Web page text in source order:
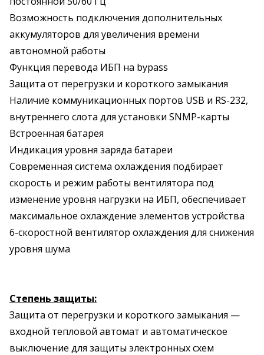
Возможность подключения дополнительных
аккумуляторов для увеличения времени
автономной работы
Функция перевода ИБП на bypass
Защита от перегрузки и короткого замыкания
Наличие коммуникационных портов USB и RS-232,
внутреннего слота для установки SNMP-карты
Встроенная батарея
Индикация уровня заряда батареи
Современная система охлаждения подбирает
скорость и режим работы вентилятора под
изменение уровня нагрузки на ИБП, обеспечивает
максимальное охлаждение элементов устройства
6-скоростной вентилятор охлаждения для снижения
уровня шума
Степень защиты:
Защита от перегрузки и короткого замыкания —
входной тепловой автомат и автоматическое
выключение для защиты электронных схем